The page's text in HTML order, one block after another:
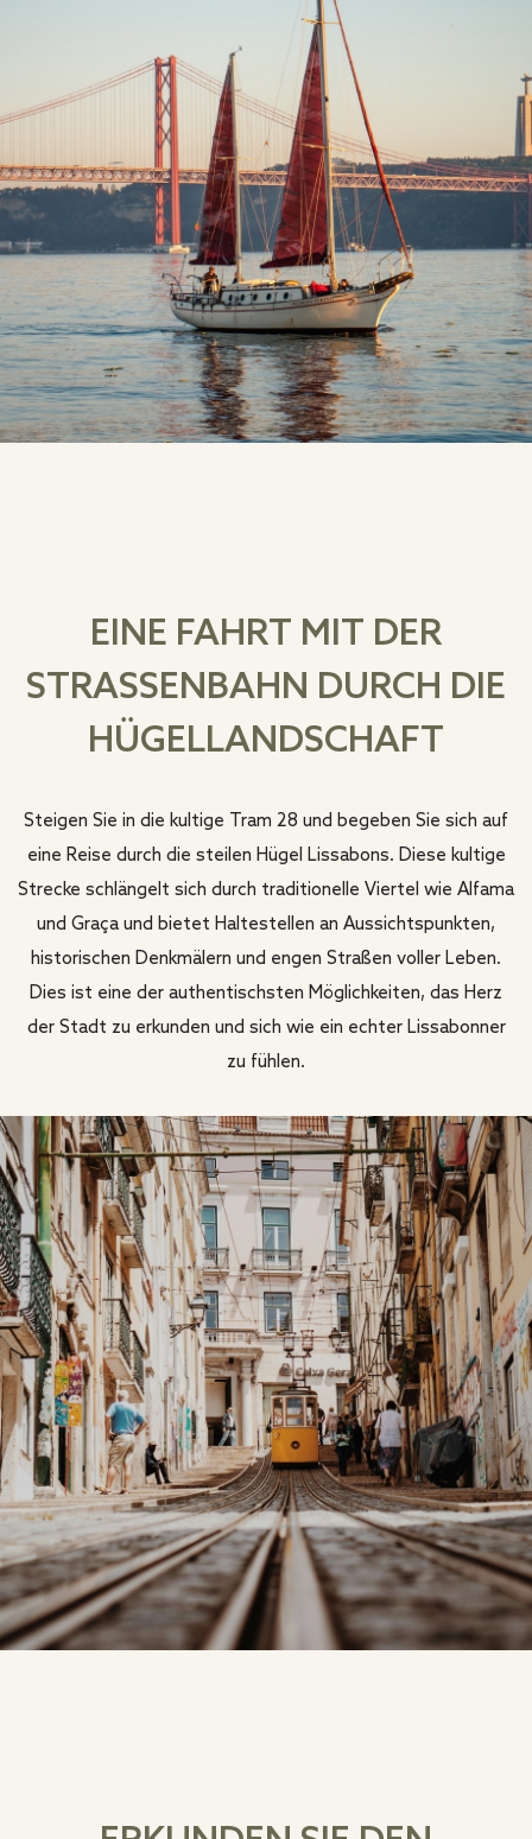
EINE FAHRT MIT DER
STRASSENBAHN DURCH DIE H
ÜGELLANDSCHAFT
Steigen Sie in die kultige Tram 28 und begeben Sie sich auf
eine Reise durch die steilen Hügel Lissabons. Diese kultige
Strecke schlängelt sich durch traditionelle Viertel wie Alfama
und Graça und bietet Haltestellen an Aussichtspunkten,
historischen Denkmälern und engen Straßen voller Leben.
Dies ist eine der authentischsten Möglichkeiten, das Herz
der Stadt zu erkunden und sich wie ein echter Lissabonner
zu fühlen.